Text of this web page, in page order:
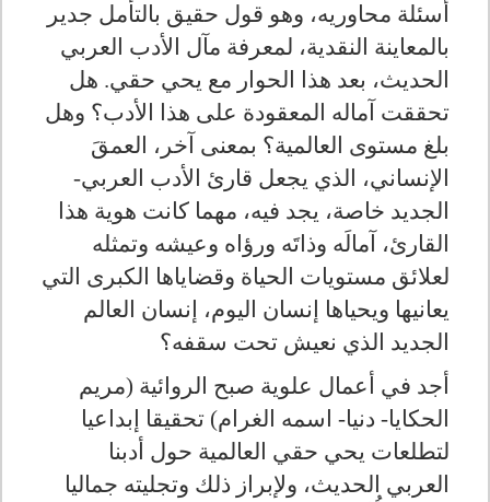
أسئلة محاوريه، وهو قول حقيق بالتأمل جدير
بالمعاينة النقدية، لمعرفة مآل الأدب العربي
الحديث، بعد هذا الحوار مع يحي حقي. هل
تحققت آماله المعقودة على هذا الأدب؟ وهل
بلغ مستوى العالمية؟ بمعنى آخر، العمقَ
الإنساني، الذي يجعل قارئ الأدب العربي-
الجديد خاصة، يجد فيه، مهما كانت هوية هذا
القارئ، آمالَه وذاتَه ورؤاه وعيشه وتمثله
لعلائق مستويات الحياة وقضاياها الكبرى التي
يعانيها ويحياها إنسان اليوم، إنسان العالم
الجديد الذي نعيش تحت سقفه؟
أجد في أعمال علوية صبح الروائية (مريم
الحكايا- دنيا- اسمه الغرام) تحقيقا إبداعيا
لتطلعات يحي حقي العالمية حول أدبنا
العربي الحديث، ولإبراز ذلك وتجليته جماليا